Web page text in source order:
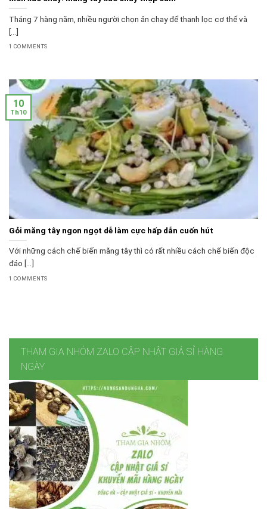
Tháng 7 hàng năm, nhiều người chọn ăn chay để thanh lọc cơ thể và
[...]
1 COMMENTS
Gỏi măng tây ngon ngọt dễ làm cực hấp dẫn cuốn hút
Với những cách chế biến măng tây thì có rất nhiều cách chế biến độc
đáo [...]
1 COMMENTS
10
Th10
THAM GIA NHÓM ZALO CẬP NHẬT GIÁ SỈ HÀNG
NGÀY